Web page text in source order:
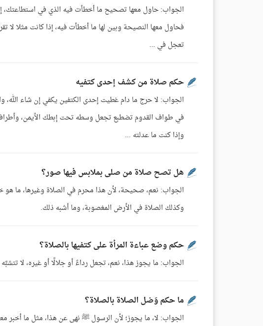
الجواب: حاول معها تصحيح ما أخطأت فيه الذي في
فحاول معها النصيحة وبين لها ما أخطأت فيه، إذا كانت مثلا لا
تعجل في ...
حكم صلاة من كشف إحدى كتفيه
الجواب: لا حرج ما دام غطيت إحدى الكتفين يكفي إن شاء الله،
في طواف القدوم تضطبع تجعل وسطه تحت إبطك الأيمن، وأطرافه
وإذا كنت ما عدلته ...
هل تصح صلاة من صلى بملابس فيها صور؟
الجواب: نعم، صحيحة، لأن هذا محرم في الصلاة وغيرها، ما هو
وكذلك الصلاة في الأرض المغصوبة، وما أشبه ذلك.
حكم وضع عباءة المرأة على كتفيها بالصلاة؟
الجواب: ما يجوز هذا، نعم، تجعل رداءً أو جلالًا أو غيره، لا تتشبَّه
ما حكم وَصْل الصلاة بالصلاة؟
الجواب: لا، ما يجوز؛ لأن الرسول ﷺ نهى عن هذا، مثل ما أخبر